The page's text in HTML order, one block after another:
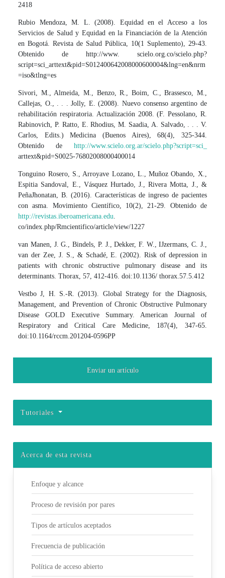
2418
Rubio Mendoza, M. L. (2008). Equidad en el Acceso a los
Servicios de Salud y Equidad en la Financiación de la Atención
en Bogotá. Revista de Salud Pública, 10(1 Suplemento), 29-43.
Obtenido de http://www. scielo.org.co/scielo.php?
script=sci_arttext&pid=S012400642008000600004&lng=en&nrm
=iso&tlng=es
Sivori, M., Almeida, M., Benzo, R., Boim, C., Brassesco, M.,
Callejas, O., . . . Jolly, E. (2008). Nuevo consenso argentino de
rehabilitación respiratoria. Actualización 2008. (F. Pessolano, R.
Rabinovich, P. Ratto, E. Rhodius, M. Saadia, A. Salvado, . . . V.
Carlos, Edits.) Medicina (Buenos Aires), 68(4), 325-344.
Obtenido de http://www.scielo.org.ar/scielo.php?script=sci_
arttext&pid=S0025-76802008000400014
Tonguino Rosero, S., Arroyave Lozano, L., Muñoz Obando, X.,
Espitia Sandoval, E., Vásquez Hurtado, J., Rivera Motta, J., &
PeñaJhonatan, B. (2016). Características de ingreso de pacientes
con asma. Movimiento Científico, 10(2), 21-29. Obtenido de
http://revistas.iberoamericana.edu
co/index.php/Rmcientifico/article/view/1227
van Manen, J. G., Bindels, P. J., Dekker, F. W., IJzermans, C. J.,
van der Zee, J. S., & Schadé, E. (2002). Risk of depression in
patients with chronic obstructive pulmonary disease and its
determinants. Thorax, 57, 412-416. doi:10.1136/ thorax.57.5.412
Vestbo J, H. S.-R. (2013). Global Strategy for the Diagnosis,
Management, and Prevention of Chronic Obstructive Pulmonary
Disease GOLD Executive Summary. American Journal of
Respiratory and Critical Care Medicine, 187(4), 347-65.
doi:10.1164/rccm.201204-0596PP
Enviar un artículo
Tutoriales
Acerca de esta revista
Enfoque y alcance
Proceso de revisión por pares
Tipos de artículos aceptados
Frecuencia de publicación
Política de acceso abierto